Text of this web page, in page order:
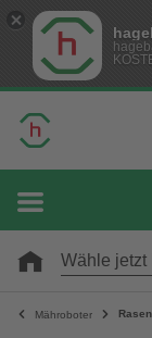
Wähle jetzt
Mähroboter